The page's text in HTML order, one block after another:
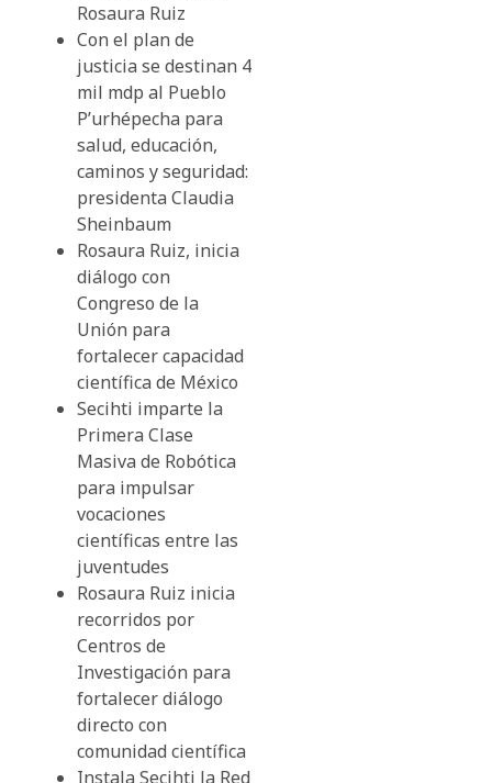
Rosaura Ruiz
Con el plan de
justicia se destinan 4
mil mdp al Pueblo
P’urhépecha para
salud, educación,
caminos y seguridad:
presidenta Claudia
Sheinbaum
Rosaura Ruiz, inicia
diálogo con
Congreso de la
Unión para
fortalecer capacidad
científica de México
Secihti imparte la
Primera Clase
Masiva de Robótica
para impulsar
vocaciones
científicas entre las
juventudes
Rosaura Ruiz inicia
recorridos por
Centros de
Investigación para
fortalecer diálogo
directo con
comunidad científica
Instala Secihti la Red